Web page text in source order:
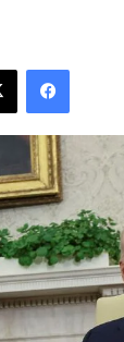
فيسبوك